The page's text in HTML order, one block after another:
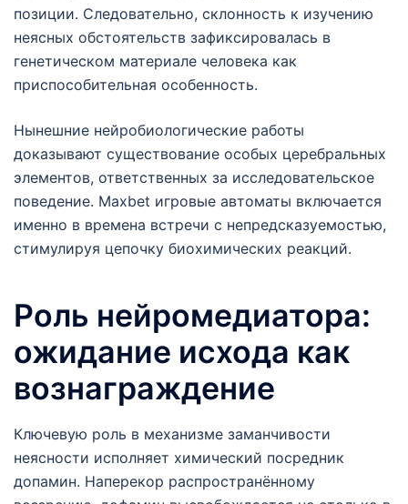
позиции. Следовательно, склонность к изучению
неясных обстоятельств зафиксировалась в
генетическом материале человека как
приспособительная особенность.
Нынешние нейробиологические работы
доказывают существование особых церебральных
элементов, ответственных за исследовательское
поведение. Maxbet игровые автоматы включается
именно в времена встречи с непредсказуемостью,
стимулируя цепочку биохимических реакций.
Роль нейромедиатора:
ожидание исхода как
вознаграждение
Ключевую роль в механизме заманчивости
неясности исполняет химический посредник
допамин. Наперекор распространённому